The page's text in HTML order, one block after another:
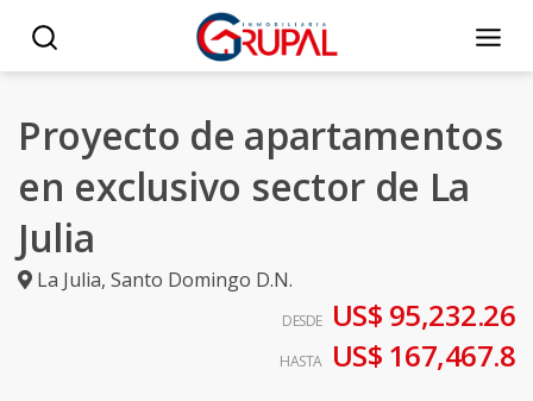
Proyecto de apartamentos
en exclusivo sector de La
Julia
La Julia, Santo Domingo D.N.
DESDE US$ 95,232.26
HASTA US$ 167,467.8